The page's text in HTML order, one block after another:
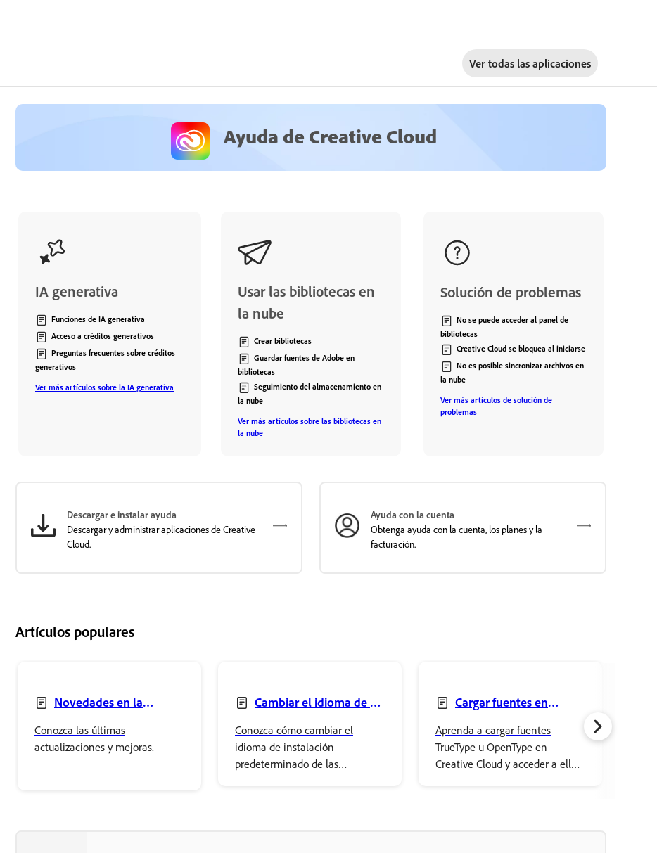
Ver todas las aplicaciones
Ayuda de Creative Cloud
IA generativa
Funciones de IA generativa
Acceso a créditos generativos
Preguntas frecuentes sobre créditos
generativos
Ver más artículos sobre la IA generativa
Usar las bibliotecas en
la nube
Crear bibliotecas
Guardar fuentes de Adobe en
bibliotecas
Seguimiento del almacenamiento en
la nube
Ver más artículos sobre las bibliotecas en
la nube
Solución de problemas
No se puede acceder al panel de
bibliotecas
Creative Cloud se bloquea al iniciarse
No es posible sincronizar archivos en
la nube
Ver más artículos de solución de
problemas
Descargar e instalar ayuda
Descargar y administrar aplicaciones de Creative
Cloud.
Ayuda con la cuenta
Obtenga ayuda con la cuenta, los planes y la
facturación.
Artículos populares
Novedades en la
Cloud
Conozca las últimas
actualizaciones y mejoras.
Cambiar el idioma de las
Cloud
Conozca cómo cambiar el
idioma de instalación
predeterminado de las
Cargar fuentes en
Aprenda a cargar fuentes
TrueType u OpenType en
Creative Cloud y acceder a ellas